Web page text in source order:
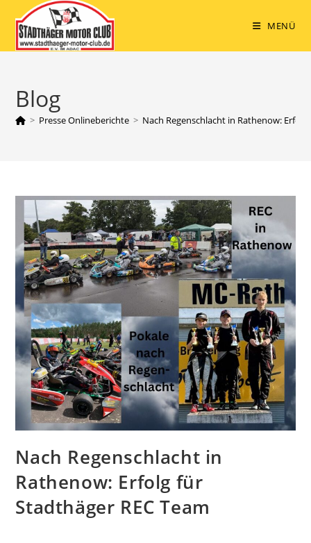
Inhalt
springen
MENÜ
Blog
> Presse Onlineberichte > Nach Regenschlacht in Rathenow: Erfolg
Nach Regenschlacht in
Rathenow: Erfolg für
Stadthäger REC Team